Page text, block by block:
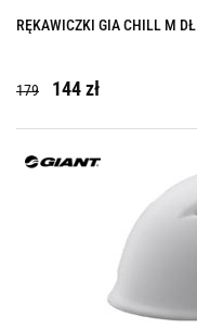
RĘKAWICZKI GIA CHILL M
179 144 zł